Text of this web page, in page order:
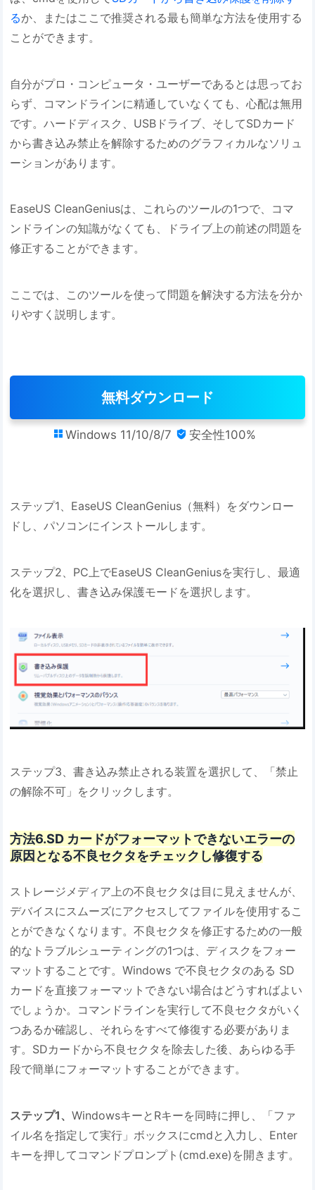
るか、またはここで推奨される最も簡単な方法を使用する
ことができます。
自分がプロ・コンピュータ・ユーザーであるとは思ってお
らず、コマンドラインに精通していなくても、心配は無用
です。ハードディスク、USBドライブ、そしてSDカード
から書き込み禁止を解除するためのグラフィカルなソリュ
ーションがあります。
EaseUS CleanGeniusは、これらのツールの1つで、コマ
ンドラインの知識がなくても、ドライブ上の前述の問題を
修正することができます。
ここでは、このツールを使って問題を解決する方法を分か
りやすく説明します。
無料ダウンロード
 Windows 11/10/8/7  安全性100%
ステップ1、EaseUS CleanGenius（無料）をダウンロー
ドし、パソコンにインストールします。
ステップ2、PC上でEaseUS CleanGeniusを実行し、最適
化を選択し、書き込み保護モードを選択します。
ステップ3、書き込み禁止される装置を選択して、「禁止
の解除不可」をクリックします。
方法6.SD カードがフォーマットできないエラーの
原因となる不良セクタをチェックし修復する
ストレージメディア上の不良セクタは目に見えませんが、
デバイスにスムーズにアクセスしてファイルを使用するこ
とができなくなります。不良セクタを修正するための一般
的なトラブルシューティングの1つは、ディスクをフォー
マットすることです。Windows で不良セクタのある SD
カードを直接フォーマットできない場合はどうすればよい
でしょうか。コマンドラインを実行して不良セクタがいく
つあるか確認し、それらをすべて修復する必要がありま
す。SDカードから不良セクタを除去した後、あらゆる手
段で簡単にフォーマットすることができます。
ステップ1、WindowsキーとRキーを同時に押し、「ファ
イル名を指定して実行」ボックスにcmdと入力し、Enter
キーを押してコマンドプロンプト(cmd.exe)を開きます。